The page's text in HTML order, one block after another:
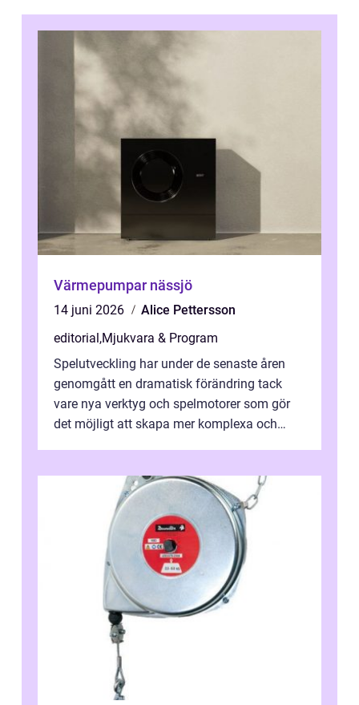
Värmepumpar nässjö
14 juni 2026
Alice Pettersson
editorial,Mjukvara & Program
Spelutveckling har under de senaste åren
genomgått en dramatisk förändring tack
vare nya verktyg och spelmotorer som gör
det möjligt att skapa mer komplexa och